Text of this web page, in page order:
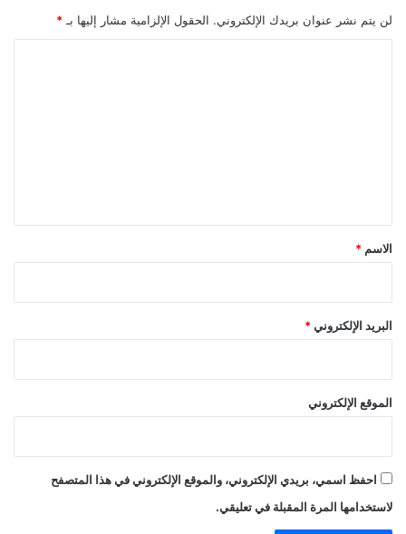
لن يتم نشر عنوان بريدك الإلكتروني. الحقول الإلزامية مشار إليها بـ *
*
الاسم *
البريد الإلكتروني *
الموقع الإلكتروني
احفظ اسمي، بريدي الإلكتروني، والموقع الإلكتروني في هذا المتصفح
لاستخدامها المرة المقبلة في تعليقي.